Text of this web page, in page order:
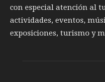
con especial atención al
actividades, eventos,
exposiciones, turismo y